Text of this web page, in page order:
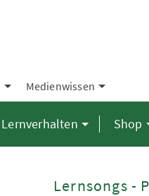
Medienwissen
Lernverhalten Shop
Lernsongs -